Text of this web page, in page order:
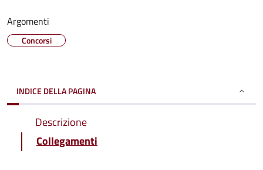
Argomenti
Concorsi
INDICE DELLA PAGINA
Descrizione
Collegamenti